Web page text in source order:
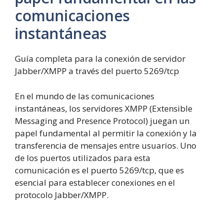
comunicaciones
instantáneas
Guía completa para la conexión de servidor
Jabber/XMPP a través del puerto 5269/tcp
En el mundo de las comunicaciones
instantáneas, los servidores XMPP (Extensible
Messaging and Presence Protocol) juegan un
papel fundamental al permitir la conexión y la
transferencia de mensajes entre usuarios. Uno
de los puertos utilizados para esta
comunicación es el puerto 5269/tcp, que es
esencial para establecer conexiones en el
protocolo Jabber/XMPP.